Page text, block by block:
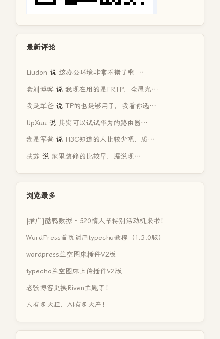
最新评论
Liudon 说 这办公环境非常不错了啊 …
老刘博客 说 我现在用的是FRTP，全屋光…
我是军爸 说 TP的也是够用了，我看你选…
UpXuu 说 其实可以试试华为的路由器…
我是军爸 说 H3C知道的人比较少吧，质…
扶苏 说 家里装修的比较早，据说现…
浏览最多
[推广]酷鸭数据 · 520情人节特别活动机来啦！
WordPress首页调用typecho教程（1.3.0版）
wordpress兰空图床插件V2版
typecho兰空图床上传插件V2版
老张博客更换Riven主题了！
人有多大胆，AI有多大产！